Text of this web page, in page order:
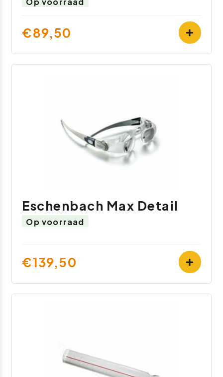
€89,50
Eschenbach Max Detail
Op voorraad
€139,50